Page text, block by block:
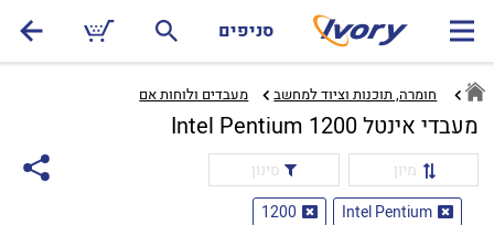
סניפים
חומרה, תוכנות וציוד למחשב מעבדים ולוחות אם‏
מעבדי אינטל Intel Pentium 1200
מיון
סינון
Intel Pentium
1200